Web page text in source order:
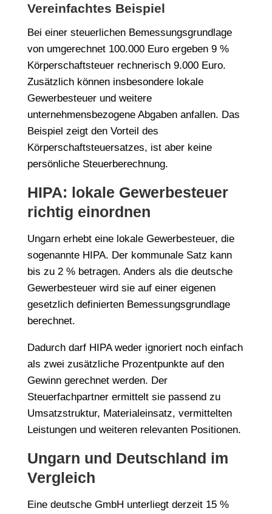
Vereinfachtes Beispiel
Bei einer steuerlichen Bemessungsgrundlage
von umgerechnet 100.000 Euro ergeben 9 %
Körperschaftsteuer rechnerisch 9.000 Euro.
Zusätzlich können insbesondere lokale
Gewerbesteuer und weitere
unternehmensbezogene Abgaben anfallen. Das
Beispiel zeigt den Vorteil des
Körperschaftsteuersatzes, ist aber keine
persönliche Steuerberechnung.
HIPA: lokale Gewerbesteuer
richtig einordnen
Ungarn erhebt eine lokale Gewerbesteuer, die
sogenannte HIPA. Der kommunale Satz kann
bis zu 2 % betragen. Anders als die deutsche
Gewerbesteuer wird sie auf einer eigenen
gesetzlich definierten Bemessungsgrundlage
berechnet.
Dadurch darf HIPA weder ignoriert noch einfach
als zwei zusätzliche Prozentpunkte auf den
Gewinn gerechnet werden. Der
Steuerfachpartner ermittelt sie passend zu
Umsatzstruktur, Materialeinsatz, vermittelten
Leistungen und weiteren relevanten Positionen.
Ungarn und Deutschland im
Vergleich
Eine deutsche GmbH unterliegt derzeit 15 %